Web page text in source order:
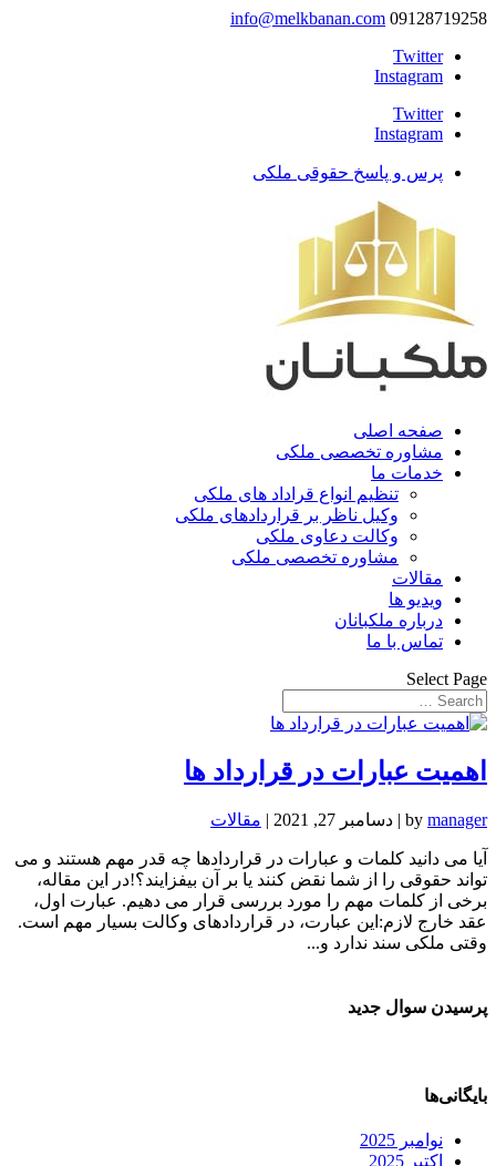
09128719258
info@melkbanan.com
Twitter
Instagram
Twitter
Instagram
پرس و پاسخ حقوقی ملکی
صفحه اصلی
مشاوره تخصصی ملکی
خدمات ما
تنظیم انواع قراداد های ملکی
وکیل ناظر بر قراردادهای ملکی
وکالت دعاوی ملکی
مشاوره تخصصی ملکی
مقالات
ویدیو ها
درباره ملکبانان
تماس با ما
Select Page
اهمیت عبارات در قرارداد ها
by manager
| دسامبر 27, 2021 | مقالات
آیا می دانید کلمات و عبارات در قراردادها چه قدر مهم هستند و می
تواند حقوقی را از شما نقض کنند یا بر آن بیفزایند؟!در این مقاله،
برخی از کلمات مهم را مورد بررسی قرار می دهیم. عبارت اول،
عقد خارج لازم:این عبارت، در قراردادهای وکالت بسیار مهم است.
وقتی ملکی سند ندارد و...
پرسیدن سوال جدید
بایگانی‌ها
نوامبر 2025
اکتبر 2025